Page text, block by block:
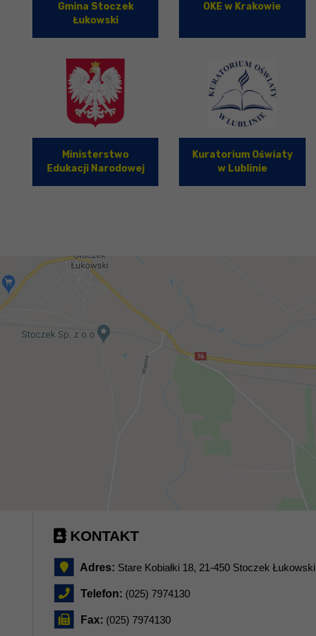
Gmina Stoczek
Łukowski
OKE w Krakowie
Ministerstwo
Edukacji Narodowej
Kuratorium Oświaty
w Lublinie
KONTAKT
Adres: Stare Kobiałki 18, 21-450 Stoczek Łukowski
Telefon: (025) 7974130
Fax: (025) 7974130